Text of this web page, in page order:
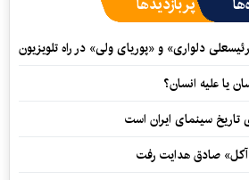
دلواری» و «پوریای ولی» در راه تلویزیون
یا علیه انسان؟
تاریخ سینمای ایران است
صادق هدایت رفت